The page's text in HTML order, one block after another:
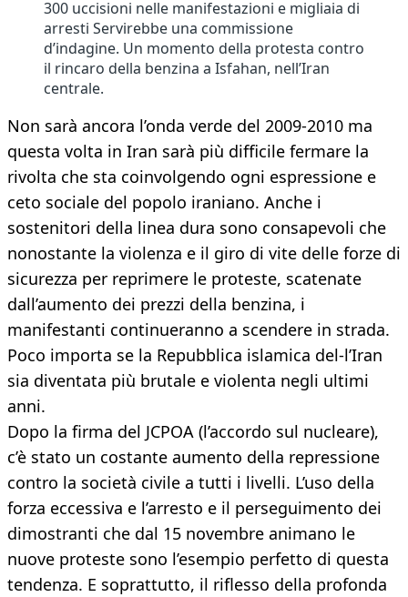
300 uccisioni nelle manifestazioni e migliaia di
arresti Servirebbe una commissione
d’indagine. Un momento della protesta contro
il rincaro della benzina a Isfahan, nell’Iran
centrale.
Non sarà ancora l’onda verde del 2009-2010 ma
questa volta in Iran sarà più difficile fermare la
rivolta che sta coinvolgendo ogni espressione e
ceto sociale del popolo iraniano. Anche i
sostenitori della linea dura sono consapevoli che
nonostante la violenza e il giro di vite delle forze di
sicurezza per reprimere le proteste, scatenate
dall’aumento dei prezzi della benzina, i
manifestanti continueranno a scendere in strada.
Poco importa se la Repubblica islamica del-l’Iran
sia diventata più brutale e violenta negli ultimi
anni.
Dopo la firma del JCPOA (l’accordo sul nucleare),
c’è stato un costante aumento della repressione
contro la società civile a tutti i livelli. L’uso della
forza eccessiva e l’arresto e il perseguimento dei
dimostranti che dal 15 novembre animano le
nuove proteste sono l’esempio perfetto di questa
tendenza. E soprattutto, il riflesso della profonda